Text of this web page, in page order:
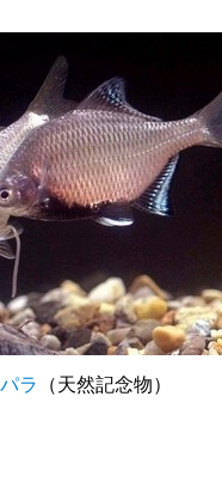
ラ （天然記念物）